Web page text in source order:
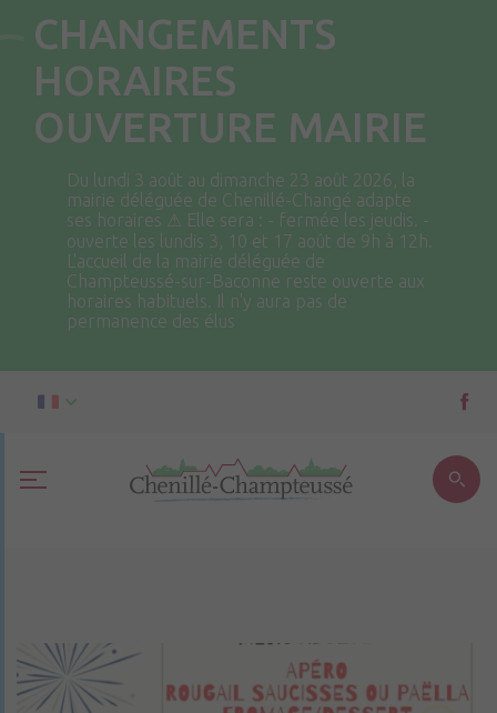
CHANGEMENTS
HORAIRES
OUVERTURE MAIRIE
Du lundi 3 août au dimanche 23 août 2026, la
mairie déléguée de Chenillé-Changé adapte
ses horaires ⚠ Elle sera : - fermée les jeudis. -
ouverte les lundis 3, 10 et 17 août de 9h à 12h.
L'accueil de la mairie déléguée de
Champteussé-sur-Baconne reste ouverte aux
horaires habituels. Il n'y aura pas de
permanence des élus